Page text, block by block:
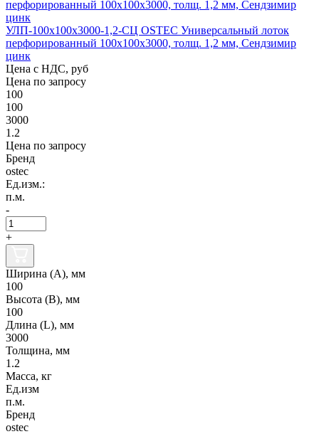
УЛП-100х100х3000-1,2-СЦ OSTEC Универсальный лоток
перфорированный 100х100х3000, толщ. 1,2 мм, Сендзимир
цинк
Цена с НДС, руб
Цена по запросу
100
100
3000
1.2
Цена по запросу
Бренд
ostec
Ед.изм.:
п.м.
-
+
Ширина (А), мм
100
Высота (В), мм
100
Длина (L), мм
3000
Толщина, мм
1.2
Масса, кг
Ед.изм
п.м.
Бренд
ostec